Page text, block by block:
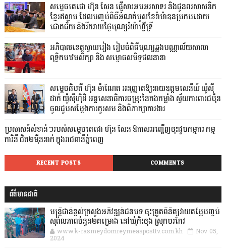
សម្ដេចតេជោ ហ៊ុន សែន ផ្ញើសារអបអរសាទរ និងជូនពរសាសនិក
ខ្មែរឥស្លាម ដែលបញ្ចប់ពិធីអំណត់បួសខែរ៉ាម៉ាឌនប្រកបដោយ
ជោគជ័យ និងរីករាយថ្ងៃបុណ្យរ៉យ៉ាហ៊្វីទ្រី
អភិបាលខេត្តស្វាយរៀង រៀបចំពិធីបុណ្យឆ្លងបណ្ណាល័យសាលា
ពុទ្ធិកបឋមសិក្សា និង សម្ពោធសមិទ្ធផលនានា
សម្តេចធិបតី ហ៊ុន ម៉ាណែត អនុញ្ញាតឱ្យនាយឧត្តមសេនីយ៍ យ៉ូស៊ី
ដាក់ យ៉ូស៊ីហ៊ិដិ អគ្គសេនាធិការចម្រុះនៃកងកម្លាំង ស្វ័យការពារជប៉ុន
ចូលជួបសម្តែងការគួរសម និងពិភាក្សាការងារ
ប្រសាសន៍សំខាន់ៗរបស់សម្តេចតេជោ ហ៊ុន សែន ឱកាសអញ្ជើញចុះជួបកម្មករ កម្ម
ការិនី ជិត២ម៉ឺននាក់ ក្នុងរាជធានីភ្នំពេញ
RECENT POSTS COMMENTS
ព័ត៌មានជាតិ
មន្ត្រីជាន់ខ្ពស់ក្រសួងអភិវឌ្ឍន៍ជនបទ ចុះត្រួតពិនិត្យវាយតម្លៃបញ្ចប់
សុពលភាពចំនួន២គម្រោង នៅឃុំកិះចុង ស្រុកបរកែវ
www.k-rasmeydomreymeasposttv.com.kh Nov 05,
2024